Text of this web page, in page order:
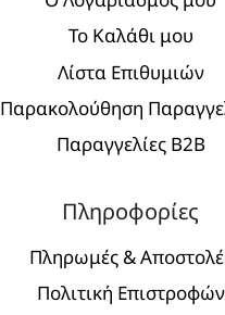
Το Καλάθι μου
Λίστα Επιθυμιών
Παρακολούθηση
Παραγγελίες Β2Β
Πληροφορίες
Πληρωμές &
Πολιτική Επιστροφών